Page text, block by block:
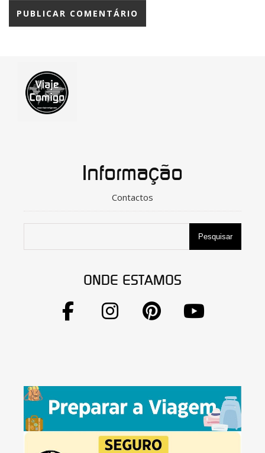
Informação
Contactos
Pesquisar
ONDE ESTAMOS